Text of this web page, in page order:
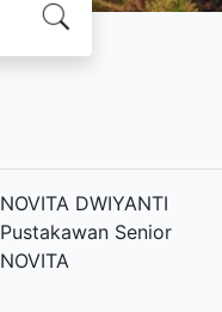
NOVITA DWIYANTI
Pustakawan Senior
NOVITA